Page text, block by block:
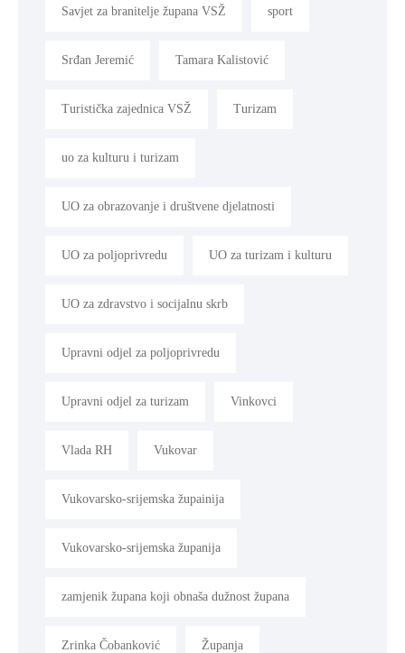
Savjet za branitelje župana VSŽ sport
Srđan Jeremić Tamara Kalistović
Turistička zajednica VSŽ Turizam
uo za kulturu i turizam
UO za obrazovanje i društvene djelatnosti
UO za poljoprivredu UO za turizam i kulturu
UO za zdravstvo i socijalnu skrb
Upravni odjel za poljoprivredu
Upravni odjel za turizam Vinkovci
Vlada RH Vukovar
Vukovarsko-srijemska župainija
Vukovarsko-srijemska županija
zamjenik župana koji obnaša dužnost župana
Zrinka Čobanković Županja